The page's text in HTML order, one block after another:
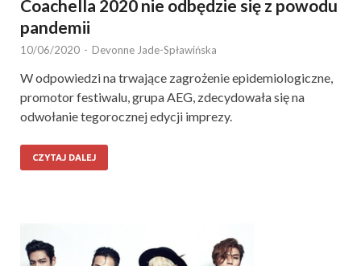
Coachella 2020 nie odbędzie się z powodu
pandemii
10/06/2020 - Devonne Jade-Spławińska
W odpowiedzi na trwające zagrożenie epidemiologiczne,
promotor festiwalu, grupa AEG, zdecydowała się na
odwołanie tegorocznej edycji imprezy.
CZYTAJ DALEJ